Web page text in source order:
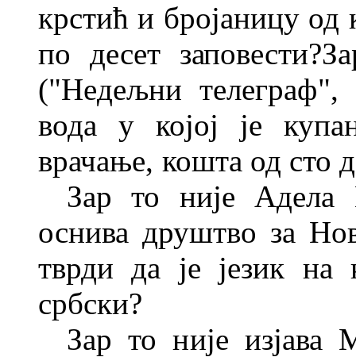
крстић и бројаницу од
по десет заповести?
("Недељни
вода у којој је
врачање, кошта од сто
Зар то није Адела
оснива друштво за
тврди да је језик на
србски?
Зар то није изјава